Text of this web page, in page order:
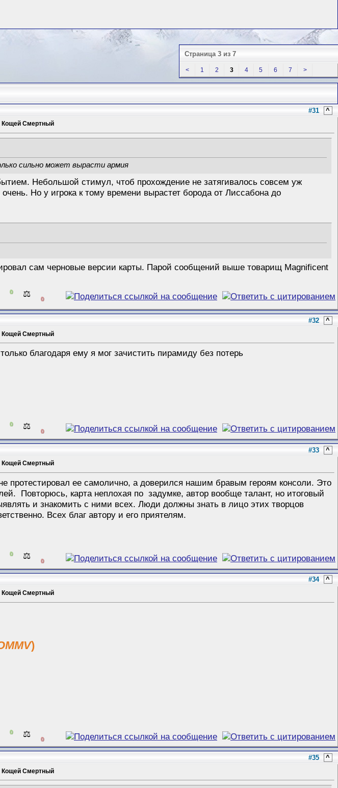
Страница 3 из 7
< 1 2 3 4 5 6 7 >
#31 ^
Кощей Смертный
сильно может вырасти армия
Небольшой стимул, чтоб прохождение не затягивалось совсем уж
Но у игрока к тому времени вырастет борода от Лиссабона до
сам черновые версии карты. Парой сообщений выше товарищ Magnificent
0 ⚖️ 0
#32 ^
Кощей Смертный
благодаря ему я мог зачистить пирамиду без потерь
0 ⚖️ 0
#33 ^
Кощей Смертный
протестировал ее самолично, а доверился нашим бравым героям консоли. Это
Повторюсь, карта неплохая по задумке, автор вообще талант, но итоговый
и знакомить с ними всех. Люди должны знать в лицо этих творцов
Всех благ автору и его приятелям.
0 ⚖️ 0
#34 ^
Кощей Смертный
)
0 ⚖️ 0
#35 ^
Кощей Смертный